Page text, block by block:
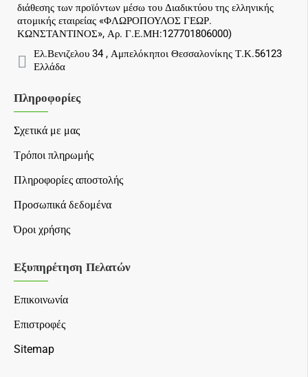
διάθεσης των προϊόντων μέσω του Διαδικτύου της ελληνικής
ατομικής εταιρείας «ΦΛΩΡΟΠΟΥΛΟΣ ΓΕΩΡ.
ΚΩΝΣΤΑΝΤΙΝΟΣ», Αρ. Γ.Ε.ΜΗ:127701806000)
Ελ.Βενιζελου 34 , Αμπελόκηποι Θεσσαλονίκης Τ.Κ.56123
Ελλάδα
Πληροφορίες
Σχετικά με μας
Τρόποι πληρωμής
Πληροφορίες αποστολής
Προσωπικά δεδομένα
Όροι χρήσης
Εξυπηρέτηση Πελατών
Επικοινωνία
Επιστροφές
Sitemap